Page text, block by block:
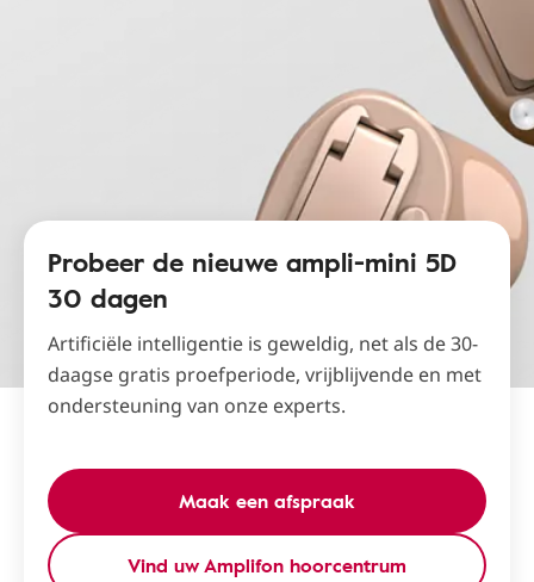
Probeer de nieuwe ampli-mini 5D
30 dagen
Artificiële intelligentie is geweldig, net als de 30-
daagse gratis proefperiode, vrijblijvende en met
ondersteuning van onze experts.
Maak een afspraak
Vind uw Amplifon hoorcentrum